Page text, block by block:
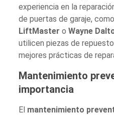
experiencia en la
de puertas de garaje, como
LiftMaster oWayne
utilicen piezas de
mejores prácticas de
Mantenimiento
importancia
El mantenimiento